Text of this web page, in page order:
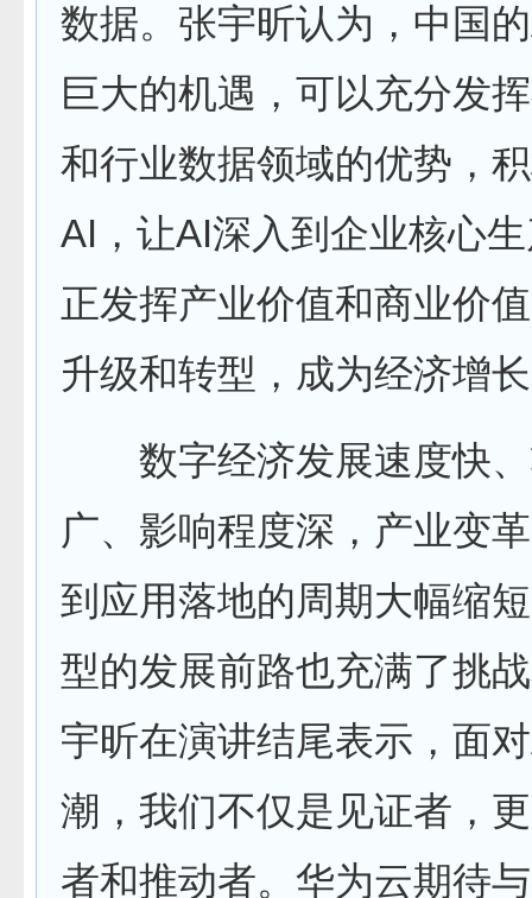
数据。张宇昕认为，中国
巨大的机遇，可以充分发
和行业数据领域的优势，
AI，让AI深入到企业核心
正发挥产业价值和商业价
升级和转型，成为经济增
数字经济发展速度快、
广、影响程度深，产业变
到应用落地的周期大幅缩
型的发展前路也充满了挑
宇昕在演讲结尾表示，面
潮，我们不仅是见证者，
者和推动者。华为云期待